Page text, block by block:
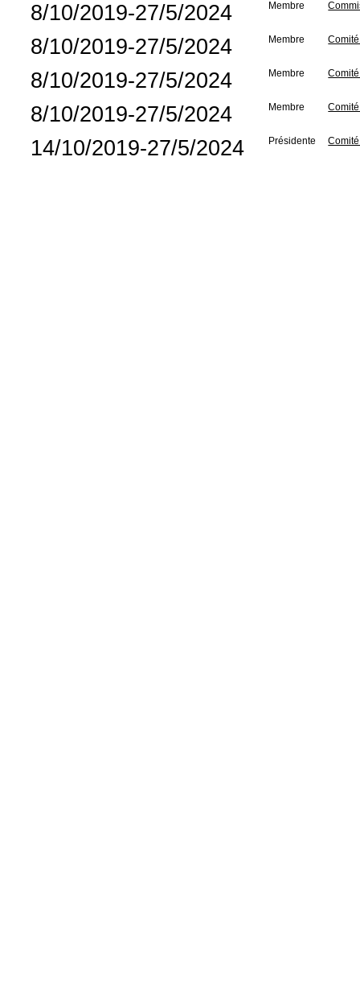
8/10/2019-27/5/2024 Membre
8/10/2019-27/5/2024 Membre
8/10/2019-27/5/2024 Membre
8/10/2019-27/5/2024 Membre
14/10/2019-27/5/2024 Présidente